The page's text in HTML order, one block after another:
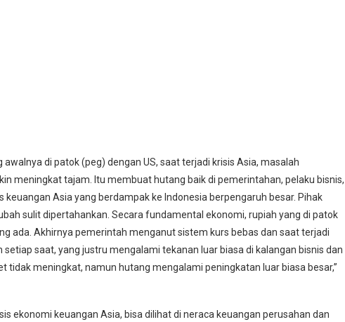
di patok (peg) dengan US, saat terjadi krisis Asia, masalah
meningkat tajam. Itu membuat hutang baik di pemerintahan, pelaku bisnis,
Asia yang berdampak ke Indonesia berpengaruh besar. Pihak
sulit dipertahankan. Secara fundamental ekonomi, rupiah yang di patok
ada. Akhirnya pemerintah menganut sistem kurs bebas dan saat terjadi
saat, yang justru mengalami tekanan luar biasa di kalangan bisnis dan
tidak meningkat, namun hutang mengalami peningkatan luar biasa besar,”
ekonomi keuangan Asia, bisa dilihat di neraca keuangan perusahan dan